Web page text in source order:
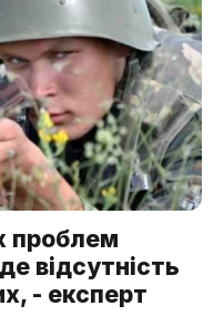
проблем
відсутність
- експерт